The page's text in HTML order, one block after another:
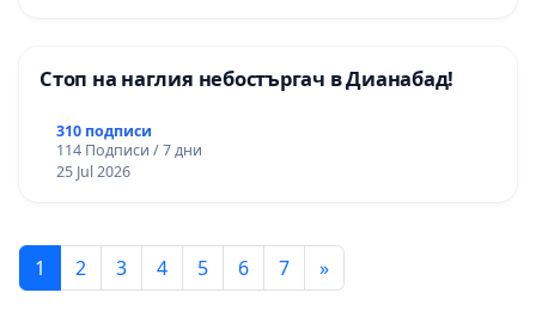
Стоп на наглия небостъргач в Дианабад!
310 подписи
114 Подписи / 7 дни
25 Jul 2026
1 2 3 4 5 6 7 »